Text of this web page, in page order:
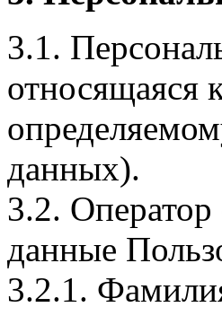
3.1.
относящаяся
данных).
3.2.
данные
3.2.1.